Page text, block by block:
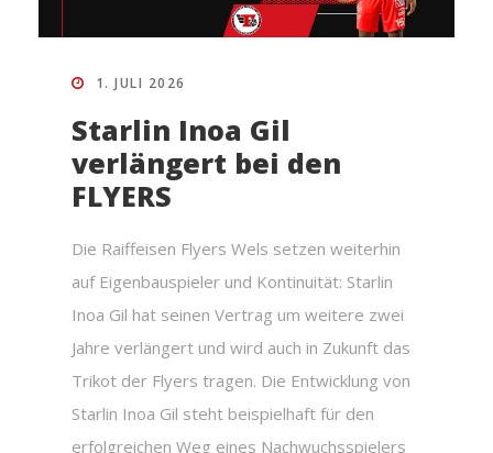
1. JULI 2026
Starlin Inoa Gil
verlängert bei den
FLYERS
Die Raiffeisen Flyers Wels setzen weiterhin
auf Eigenbauspieler und Kontinuität: Starlin
Inoa Gil hat seinen Vertrag um weitere zwei
Jahre verlängert und wird auch in Zukunft das
Trikot der Flyers tragen. Die Entwicklung von
Starlin Inoa Gil steht beispielhaft für den
erfolgreichen Weg eines Nachwuchsspielers